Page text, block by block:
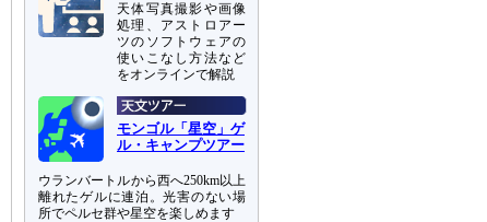
天体写真撮影や画像
処理、アストロアー
ツのソフトウェアの
使いこなし方法など
をオンラインで解説
モンゴル「星空」ゲ
ル・キャンプツアー
ウランバートルから西へ250km以上
離れたゲルに連泊。光害のない場
所でペルセ群や星空を楽しめます